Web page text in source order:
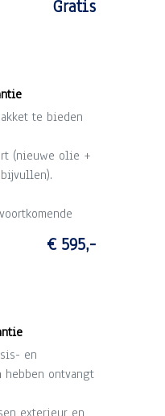
Gratis
te bieden
(nieuwe olie +
delen
€ 595,-
en
hebben ontvangt
exterieur en